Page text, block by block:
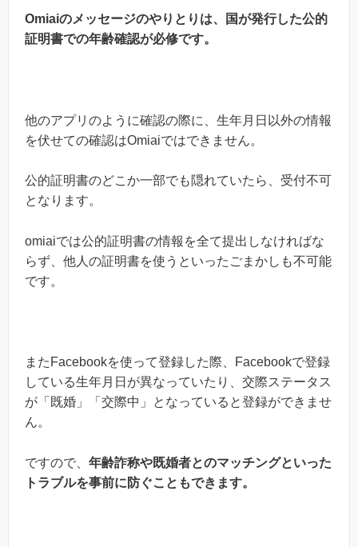
Omiaiのメッセージのやりとりは、国が発行した公的
証明書での年齢確認が必修です。
他のアプリのように確認の際に、生年月日以外の情報
を伏せての確認はOmiaiではできません。
公的証明書のどこか一部でも隠れていたら、受付不可
となります。
omiaiでは公的証明書の情報を全て提出しなければな
らず、他人の証明書を使うといったごまかしも不可能
です。
またFacebookを使って登録した際、Facebookで登録
している生年月日が異なっていたり、交際ステータス
が「既婚」「交際中」となっていると登録ができませ
ん。
ですので、 年齢詐称や既婚者とのマッチングといった
トラブルを事前に防ぐこともできます。